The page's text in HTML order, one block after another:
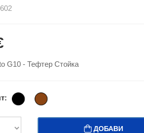
G10 - Тефтер Стойка
ДОБАВИ